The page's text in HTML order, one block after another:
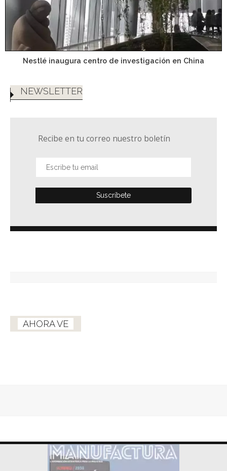
Nestlé inaugura centro de investigación en China
NEWSLETTER
Recibe en tu correo nuestro boletín
AHORA VE